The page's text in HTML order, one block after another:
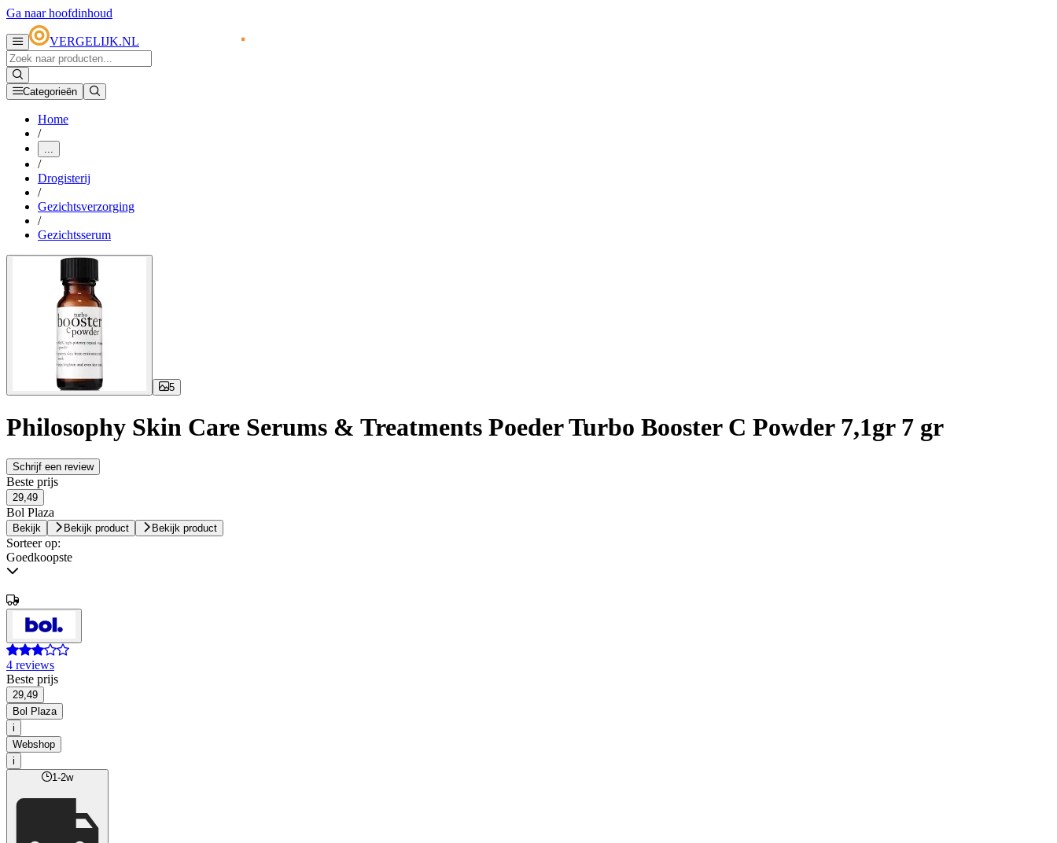
Ga naar hoofdinhoud
VERGELIJK.NL
Categorieën
Home
/
...
/
Drogisterij
/
Gezichtsverzorging
/
Gezichtsserum
5
Philosophy Skin Care Serums & Treatments Poeder Turbo Booster C Powder 7,1gr 7 gr
Schrijf een review
Beste prijs
29,49
Bol Plaza
Bekijk Bekijk product Bekijk product
Sorteer op:
Goedkoopste
4 reviews
Beste prijs
29,49
Bol Plaza
i
Webshop
i
1-2w